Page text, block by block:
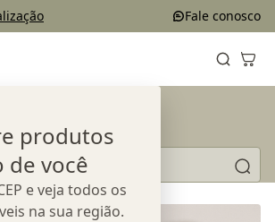
Fale conosco
produtos
de você
e veja todos os
na sua região.
Blog